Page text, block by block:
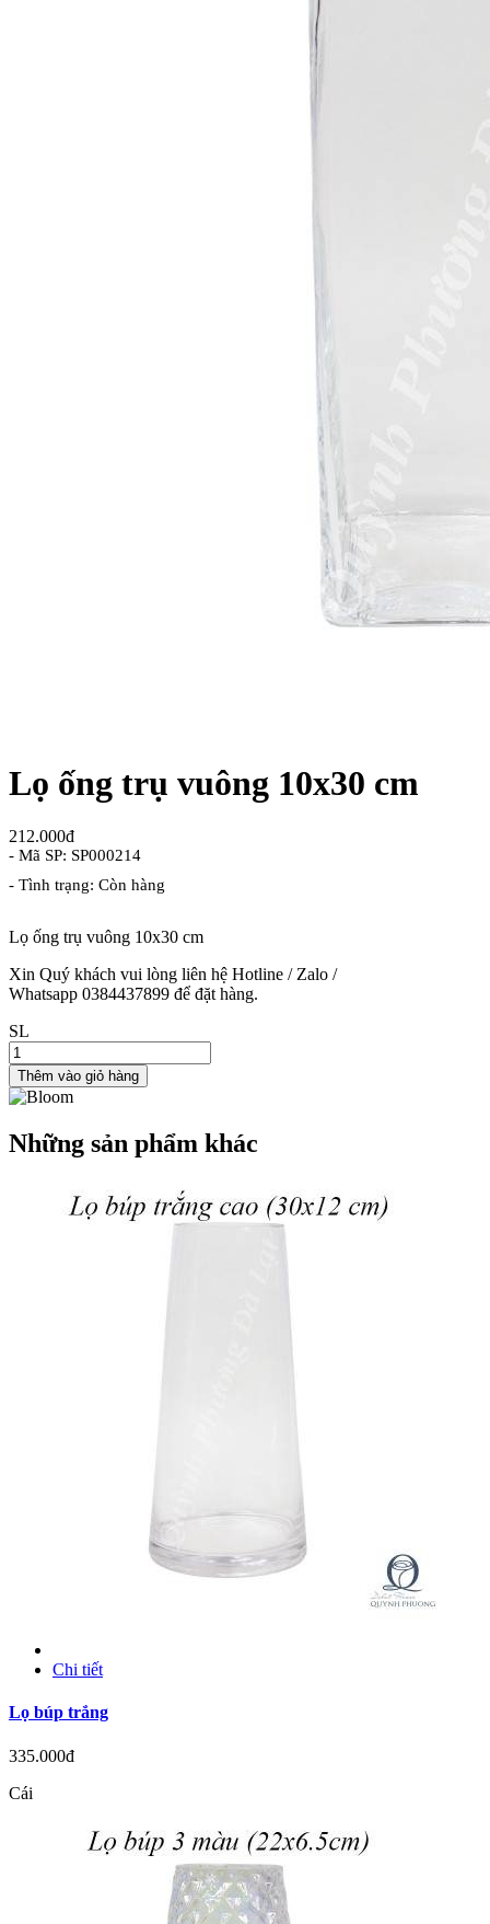
Lọ ống trụ vuông 10x30 cm
212.000đ
- Mã SP: SP000214
- Tình trạng: Còn hàng
Lọ ống trụ vuông 10x30 cm
Xin Quý khách vui lòng liên hệ Hotline / Zalo /
Whatsapp 0384437899 để đặt hàng.
SL
Thêm vào giỏ hàng
Những sản phẩm khác
Chi tiết
Lọ búp trắng
335.000đ
Cái